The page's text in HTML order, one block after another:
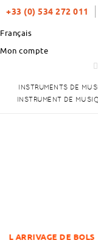
+33 (0) 534 272 011
Français
Mon compte
INSTRUMENTS DE
INSTRUMENT DE
BOLS